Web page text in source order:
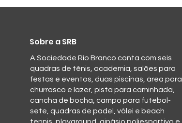
Sobre a SRB
A Sociedade Rio Branco conta com seis
quadras de tênis, academia, salões para
festas e eventos, duas piscinas, área para
churrasco e lazer, pista para caminhada,
cancha de bocha, campo para futebol-
sete, quadras de padel, vôlei e beach